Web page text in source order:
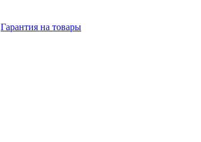
Гарантия на товары